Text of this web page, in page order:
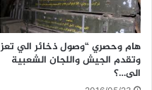
هام وحصري “وصول ذخائر الي تعز
وتقدم الجيش واللجان الشعبية
الى…؟